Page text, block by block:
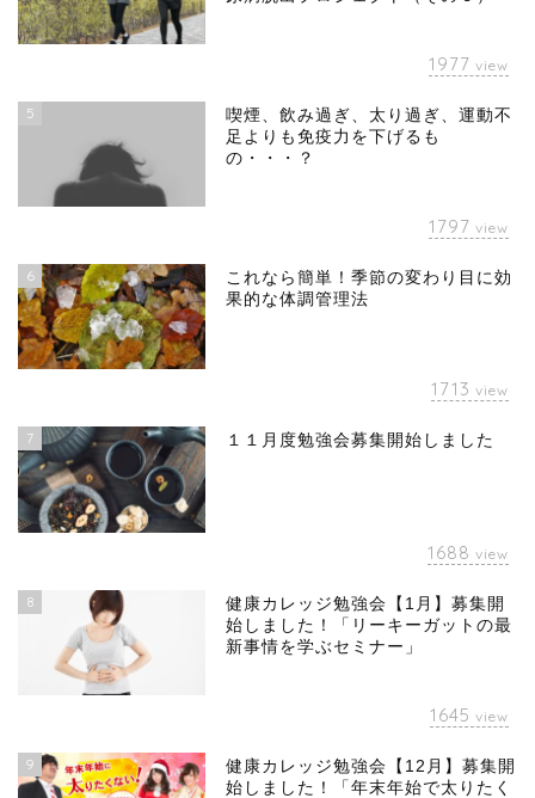
1977 view
5
喫煙、飲み過ぎ、太り過ぎ、運動不
足よりも免疫力を下げるも
の・・・？
1797 view
6
これなら簡単！季節の変わり目に効
果的な体調管理法
1713 view
7 １１月度勉強会募集開始しました
1688 view
8
健康カレッジ勉強会【1月】募集開
始しました！「リーキーガットの最
新事情を学ぶセミナー」
1645 view
9
健康カレッジ勉強会【12月】募集開
始しました！「年末年始で太りたく